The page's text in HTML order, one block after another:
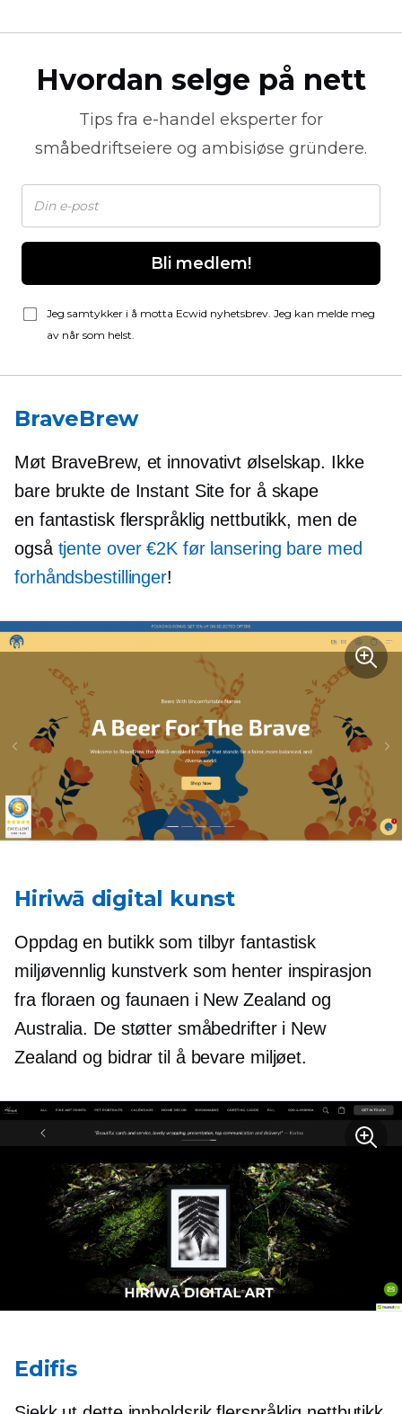
Hvordan selge på nett
Tips fra e-handel eksperter for
småbedriftseiere og ambisiøse gründere.
Bli medlem!
Jeg samtykker i å motta Ecwid nyhetsbrev. Jeg kan melde meg
av når som helst.
BraveBrew
Møt BraveBrew, et innovativt ølselskap. Ikke
bare brukte de Instant Site for å skape
en fantastisk flerspråklig nettbutikk, men de
også tjente over €2K før lansering bare med
forhåndsbestillinger!
Hiriwā digital kunst
Oppdag en butikk som tilbyr fantastisk
miljøvennlig kunstverk som henter inspirasjon
fra floraen og faunaen i New Zealand og
Australia. De støtter småbedrifter i New
Zealand og bidrar til å bevare miljøet.
Edifis